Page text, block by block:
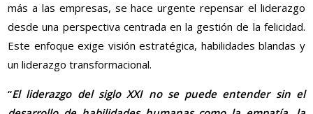
más a las empresas, se hace urgente repensar el liderazgo
desde una perspectiva centrada en la gestión de la felicidad.
Este enfoque exige visión estratégica, habilidades blandas y
un liderazgo transformacional.
“El liderazgo del siglo XXI no se puede entender sin el